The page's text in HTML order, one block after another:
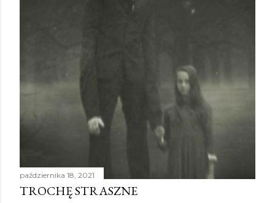
października 18, 2021
TROCHĘ STRASZNE